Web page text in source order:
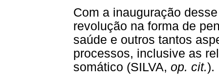
Com a inauguração
revolução na forma de
saúde e outros tantos
processos, inclusive as
somático (SILVA, op. cit.).